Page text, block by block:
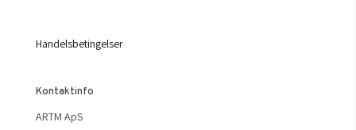
Handelsbetingelser
Kontaktinfo
ARTM ApS